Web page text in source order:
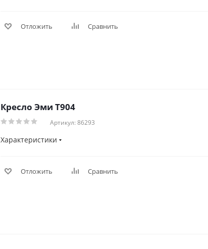
Отложить Сравнить
Кресло Эми Т904
Артикул: 86293
Характеристики
Отложить Сравнить